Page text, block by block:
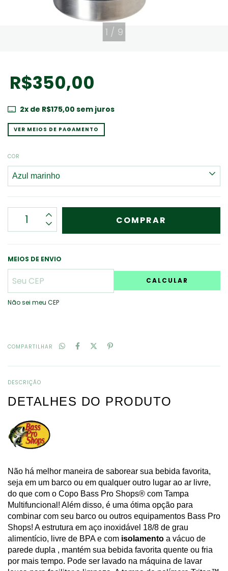
1 / 9
R$350,00
2x de R$175,00 sem juros
VER MEIOS DE PAGAMENTO
COR
MEIOS DE ENVIO
CALCULAR
Não sei meu CEP
COMPARTILHAR
DESCRIÇÃO
DETALHES DO PRODUTO
Não há melhor maneira de saborear sua bebida favorita,
seja em um barco ou em qualquer outro lugar ao ar livre,
do que com o Copo Bass Pro Shops® com Tampa
Multifuncional! Além disso, é uma ótima opção para
combinar com seu barco ou outros equipamentos Bass Pro
Shops! A estrutura em aço inoxidável 18/8 de grau
alimentício, livre de BPA e com isolamento a vácuo de
parede dupla , mantém sua bebida favorita quente ou fria
por mais tempo. Pode ser lavado na máquina de lavar